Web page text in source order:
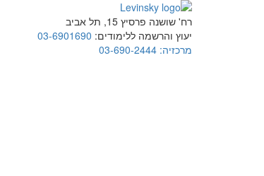
רח' שושנה פרסיץ 15, תל אביב
יעוץ והרשמה ללימודים: 03-6901690
מרכזיה: 03-690-2444